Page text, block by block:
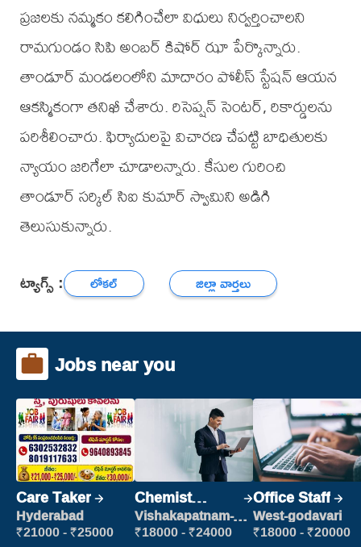
ప్రజలకు నమ్మకం కలిగించేలా విధులు నిర్వర్తించాలని
రామగుండం సిపి అంబర్ కిషోర్ ఝా పేర్కొన్నారు.
తాండూర్ మండలంలోని మాదారం పోలీస్ స్టేషన్ ఆయన
ఆకస్మికంగా తనిఖీ చేశారు. రిసెప్షన్ సెంటర్, రికార్డులను
పరిశీలించారు. ఫిర్యాదులపై విచారణ చేపట్టి బాధితులకు
న్యాయం జరిగేలా చూడాలన్నారు. కేసుల గురించి
తాండూర్ సర్కిల్ సిఐ కుమార్ స్వామిని అడిగి
తెలుసుకున్నారు.
ట్యాగ్స్ : లోకల్ జిల్లా వార్తలు
Jobs near you
Care Taker
Hyderabad
₹21000 - ₹25000
Chemist
Production
Executive
Vishakapatnam-
new
₹18000 - ₹24000
Office Staff
West-godavari
₹18000 - ₹20000